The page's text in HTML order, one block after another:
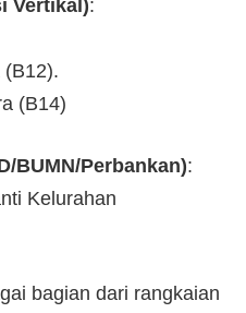
Vertikal):
(B14)
BUMN/Perbankan):
Kelurahan
bagian dari rangkaian